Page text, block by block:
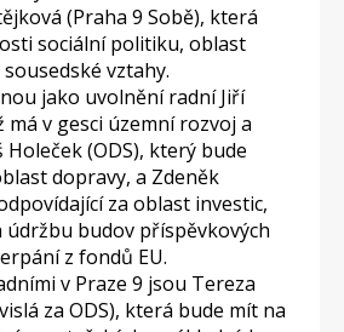
(Praha 9 Sobě), která
sociální politiku, oblast
vztahy.
jako uvolnění radní Jiří
má v gesci územní rozvoj a
(ODS), který bude
dopravy, a Zdeněk
za oblast investic,
údržbu budov příspěvkových
z fondů EU.
v Praze 9 jsou Tereza
za ODS), která bude mít na